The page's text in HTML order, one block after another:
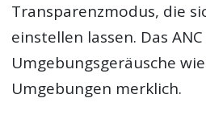
Transparenzmodus, die
einstellen lassen. Das
Umgebungsgeräusche
Umgebungen merklich.